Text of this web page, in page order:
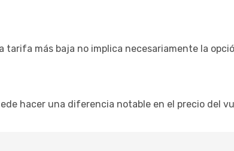
tarifa más baja no implica necesariamente la
hacer una diferencia notable en el precio del